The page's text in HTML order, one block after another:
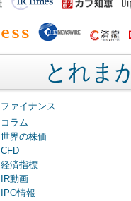
とれま
ファイナンス
コラム
世界の株価
CFD
経済指標
IR動画
IPO情報